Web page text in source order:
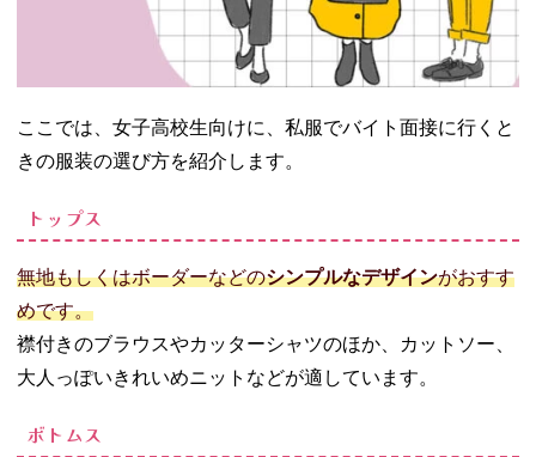
基本制服でOK！
清潔感のある服
ここでは、女子高校生向けに、私服でバイト面接に行くと
きの服装の選び方を紹介します。
トップス
無地もしくはボーダーなどのシンプルなデザインがおすす
めです。
襟付きのブラウスやカッターシャツのほか、カットソー、
大人っぽいきれいめニットなどが適しています。
ボトムス